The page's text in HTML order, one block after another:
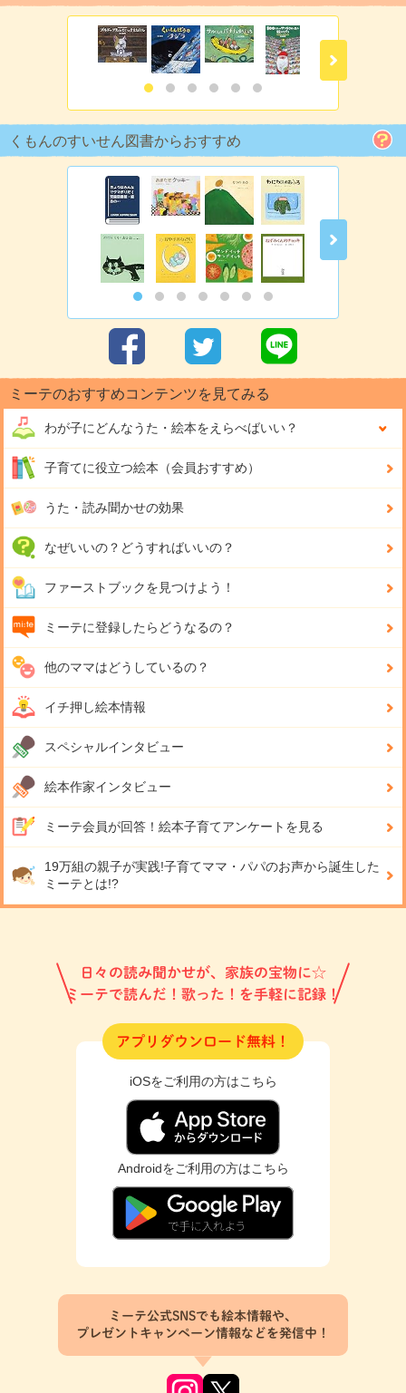
くもんのすいせん図書からおすすめ
ミーテのおすすめコンテンツを見てみる
わが子にどんなうた・絵本をえらべばいい？
子育てに役立つ絵本（会員おすすめ）
うた・読み聞かせの効果
なぜいいの？どうすればいいの？
ファーストブックを見つけよう！
ミーテに登録したらどうなるの？
他のママはどうしているの？
イチ押し絵本情報
スペシャルインタビュー
絵本作家インタビュー
ミーテ会員が回答！ 絵本子育てアンケートを見る
19万組の親子が実践!子育てママ・パパのお声から誕生した
ミーテとは!?
日々の読み聞かせが、家族の宝物に☆
ミーテで読んだ！歌った！を手軽に記録！
アプリダウンロード無料！
iOSをご利用の方はこちら
Androidをご利用の方はこちら
ミーテ公式SNSでも絵本情報や、
プレゼントキャンペーン情報などを発信中！